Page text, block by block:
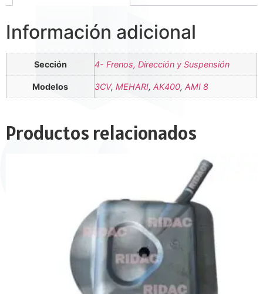
Información adicional
Sección 4- Frenos, Dirección y Suspensión
Modelos 3CV, MEHARI, AK400, AMI 8
Productos relacionados